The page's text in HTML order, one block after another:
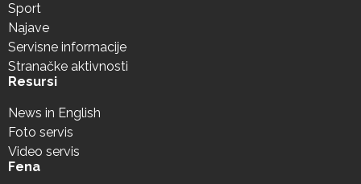
Sport
Najave
Servisne informacije
Stranačke aktivnosti
Resursi
News in English
Foto servis
Video servis
Fena